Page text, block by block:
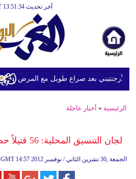
آخر تحديث GMT 13:51:34
بعد صراع طويل مع المرض
الرئيسية » أخبار عاجلة
لجان التنسيق المحلية: 56 قتيلاً حصيلة العنف في سورية
GMT 14:57 2012 الجمعة ,30 تشرين الثاني / نوفمبر